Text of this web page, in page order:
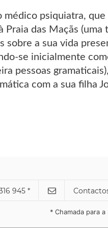
médico psiquiatra, que
das Maçãs (uma
sobre a sua vida
se inicialmente
pessoas
com a sua filha
945 *
* Chamada para a